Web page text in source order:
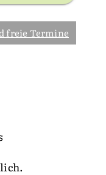
freie Termine